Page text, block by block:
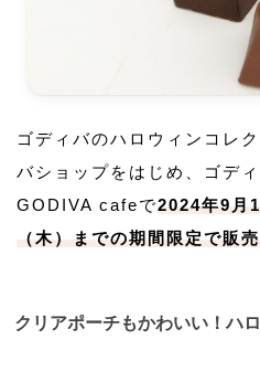
ゴディバのハロウィンコレ
バショップをはじめ、ゴデ
GODIVA cafeで2024年9月
（木）までの期間限定で販売
クリアポーチもかわいい！ハ